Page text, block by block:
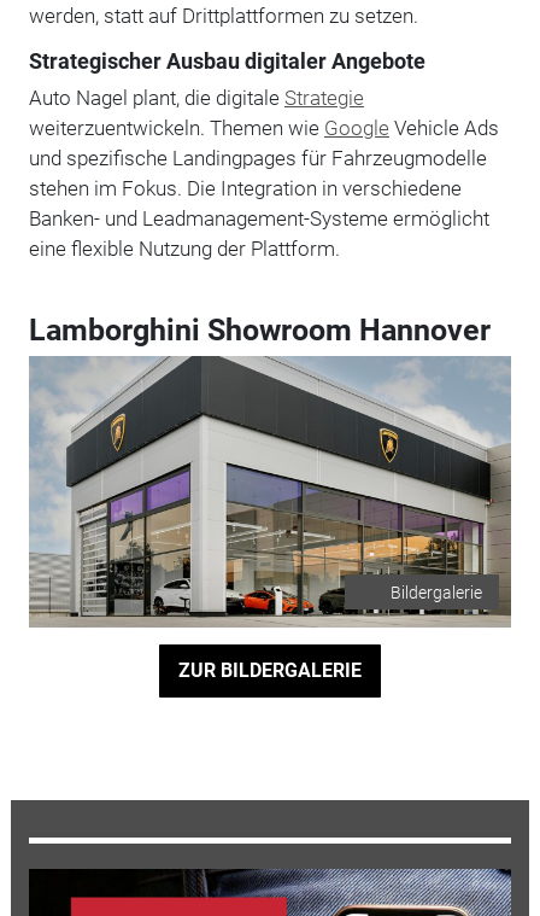
werden, statt auf Drittplattformen zu setzen.
Strategischer Ausbau digitaler Angebote
Auto Nagel plant, die digitale Strategie
weiterzuentwickeln. Themen wie Google Vehicle Ads
und spezifische Landingpages für Fahrzeugmodelle
stehen im Fokus. Die Integration in verschiedene
Banken- und Leadmanagement-Systeme ermöglicht
eine flexible Nutzung der Plattform.
Lamborghini Showroom Hannover
Bildergalerie
ZUR BILDERGALERIE